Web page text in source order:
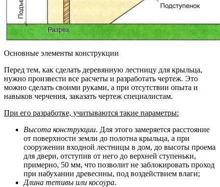
Основные элементы конструкции
Перед тем, как сделать деревянную лестницу для крыльца,
нужно произвести все расчеты и разработать чертеж. Это
можно сделать своими руками, а при отсутствии опыта и
навыков черчения, заказать чертеж специалистам.
При его разработке, учитываются такие параметры:
Высота конструкции. Для этого замеряется расстояние
от поверхности земли до полотна крыльца, а при
сооружении входной лестницы в дом, до высоты проема
для двери, отступив от него до верхней ступеньки,
примерно, 50 мм, что позволит не заблокировать проход
при набухании древесины, под воздействием влаги;
Длина тетивы или косоура.